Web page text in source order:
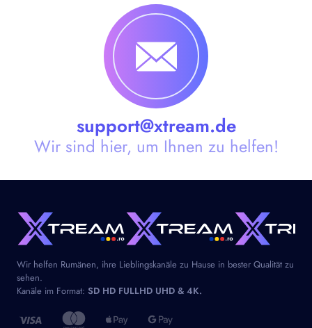
support@xtream.de
Wir sind hier, um Ihnen zu helfen!
Wir helfen Rumänen, ihre Lieblingskanäle zu Hause in bester Qualität zu
sehen.
Kanäle im Format: SD HD FULLHD UHD & 4K.